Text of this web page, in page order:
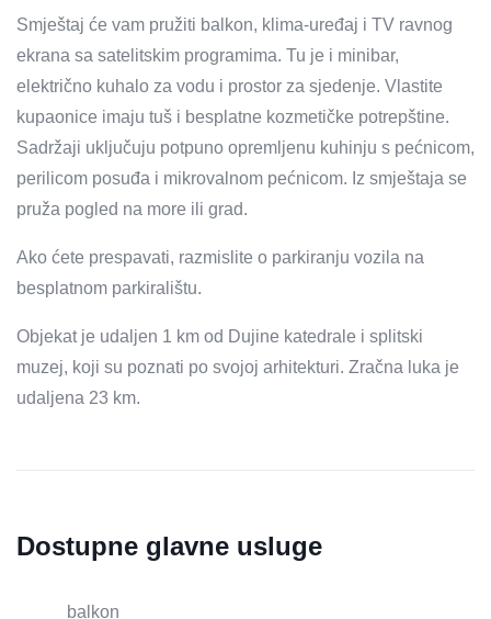
Smještaj će vam pružiti balkon, klima-uređaj i TV ravnog
ekrana sa satelitskim programima. Tu je i minibar,
električno kuhalo za vodu i prostor za sjedenje. Vlastite
kupaonice imaju tuš i besplatne kozmetičke potrepštine.
Sadržaji uključuju potpuno opremljenu kuhinju s pećnicom,
perilicom posuđa i mikrovalnom pećnicom. Iz smještaja se
pruža pogled na more ili grad.
Ako ćete prespavati, razmislite o parkiranju vozila na
besplatnom parkiralištu.
Objekat je udaljen 1 km od Dujine katedrale i splitski
muzej, koji su poznati po svojoj arhitekturi. Zračna luka je
udaljena 23 km.
Dostupne glavne usluge
balkon